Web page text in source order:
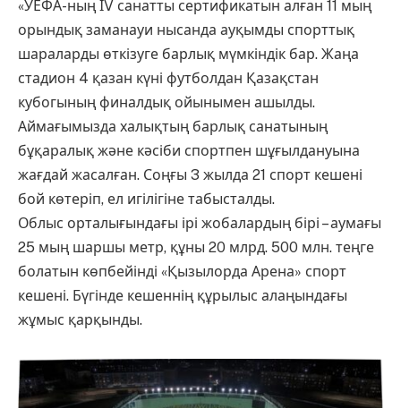
«УЕФА-ның ІV санатты сертификатын алған 11 мың
орындық заманауи нысанда ауқымды спорттық
шараларды өткізуге барлық мүмкіндік бар. Жаңа
стадион 4 қазан күні футболдан Қазақстан
кубогының финалдық ойынымен ашылды.
Аймағымызда халықтың барлық санатының
бұқаралық және кәсіби спортпен шұғылдануына
жағдай жасалған. Соңғы 3 жылда 21 спорт кешені
бой көтеріп, ел игілігіне табысталды.
Облыс орталығындағы ірі жобалардың бірі – аумағы
25 мың шаршы метр, құны 20 млрд. 500 млн. теңге
болатын көпбейінді «Қызылорда Арена» спорт
кешені. Бүгінде кешеннің құрылыс алаңындағы
жұмыс қарқынды.